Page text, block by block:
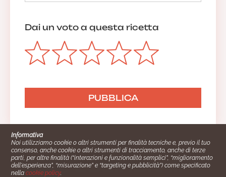
Dai un voto a questa ricetta
Informativa
Noi utilizziamo cookie o altri strumenti per finalità tecniche e, previo il tuo
consenso, anche cookie o altri strumenti di tracciamento, anche di terze
parti, per altre finalità (“interazioni e funzionalità semplici”, “miglioramento
dell'esperienza”, “misurazione” e “targeting e pubblicità”) come specificato
nellacookie policy.